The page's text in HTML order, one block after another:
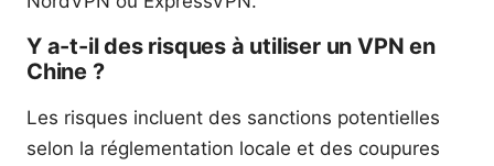
Y a-t-il des risques à utiliser un VPN en
Chine ?
Les risques incluent des sanctions potentielles
selon la réglementation locale et des coupures